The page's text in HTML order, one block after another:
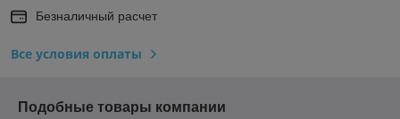
Безналичный расчет
Все условия оплаты
Подобные товары компании